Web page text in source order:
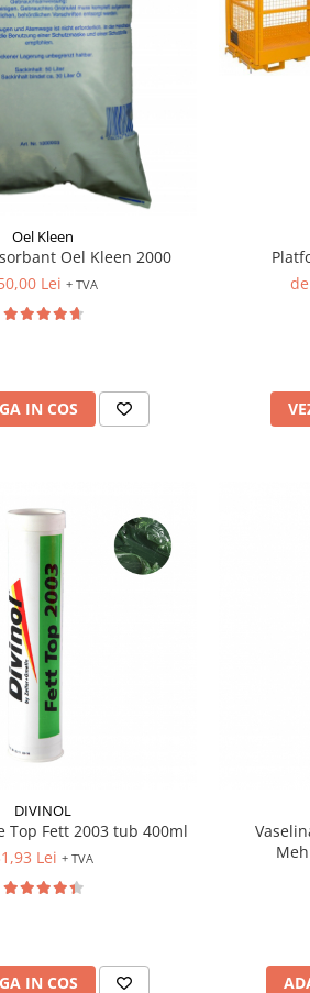
Oel Kleen
Oel Kleen 2000
Lei + TVA
IN COS
DIVINOL
Top Fett 2003 tub 400ml
Lei + TVA
IN COS